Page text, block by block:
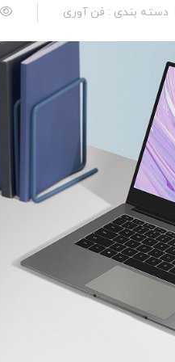
دسته بندی : فن آوری